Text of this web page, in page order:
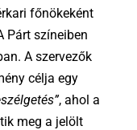
főnökeként
Párt színeiben
A szervezők
célja egy
, ahol a
meg a jelölt